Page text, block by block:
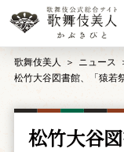
歌舞伎美人
ニュース
松竹大谷図書館、「猿若
松竹大谷